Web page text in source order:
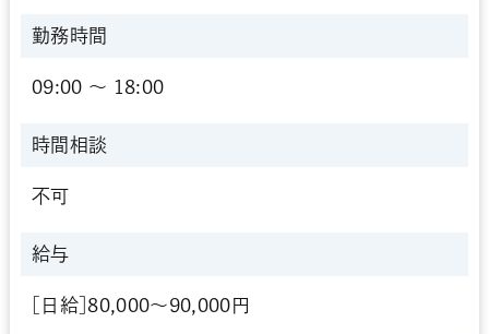
勤務時間
09:00 〜 18:00
時間相談
不可
給与
[日給]80,000～90,000円